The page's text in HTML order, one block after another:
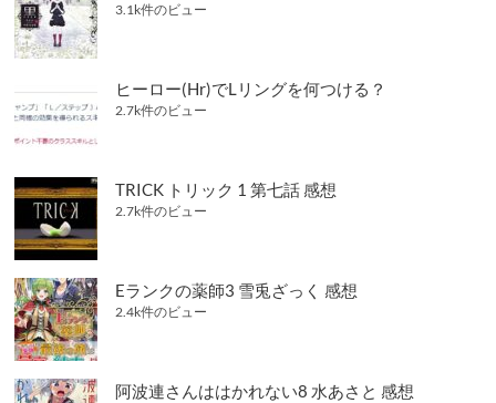
3.1k件のビュー
ヒーロー(Hr)でLリングを何つける？
2.7k件のビュー
TRICK トリック 1 第七話 感想
2.7k件のビュー
Eランクの薬師3 雪兎ざっく 感想
2.4k件のビュー
阿波連さんははかれない8 水あさと 感想